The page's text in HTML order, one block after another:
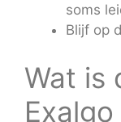
soms
Blijf op
Wat is